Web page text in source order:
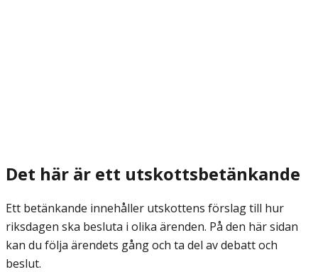
Det här är ett utskottsbetänkande
Ett betänkande innehåller utskottens förslag till hur
riksdagen ska besluta i olika ärenden. På den här sidan
kan du följa ärendets gång och ta del av debatt och
beslut.